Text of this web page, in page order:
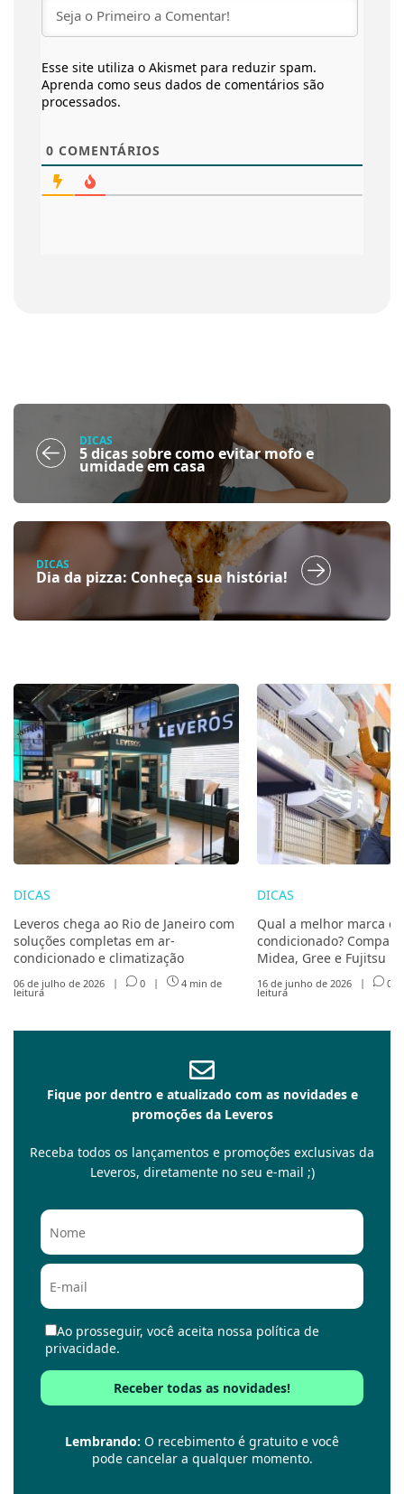
Esse site utiliza o Akismet para reduzir spam.
Aprenda como seus dados de comentários são
processados.
0 COMENTÁRIOS
DICAS
5 dicas sobre como evitar mofo e
umidade em casa
DICAS
Dia da pizza: Conheça sua história!
DICAS
Leveros chega ao Rio de Janeiro com
soluções completas em ar-
condicionado e climatização
06 de julho de 2026 | 0 | 4 min de
leitura
DICAS
Qual a melhor marca
condicionado?
Midea, Gree e Fujitsu
16 de junho de 2026 | 0
leitura
Fique por dentro e atualizado com as novidades e
promoções da Leveros
Receba todos os lançamentos e promoções exclusivas da
Leveros, diretamente no seu e-mail ;)
Ao prosseguir, você aceita nossa política de
privacidade.
Lembrando: O recebimento é gratuito e você
pode cancelar a qualquer momento.